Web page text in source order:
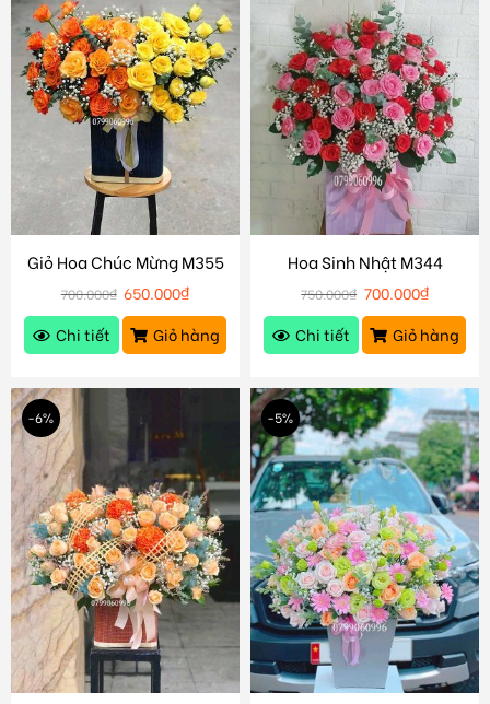
Giỏ Hoa Chúc Mừng M355
700.000₫ 650.000₫
Chi tiết
Giỏ hàng
Hoa Sinh Nhật M344
750.000₫ 700.000₫
Chi tiết
Giỏ hàng
-6% -5%